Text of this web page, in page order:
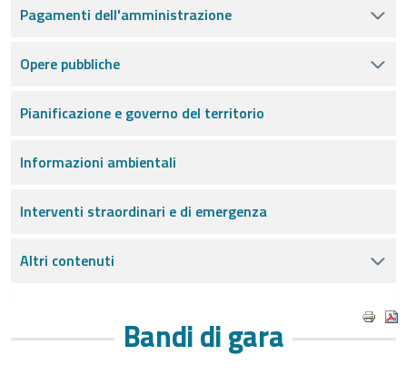
Pagamenti dell'amministrazione
Opere pubbliche
Pianificazione e governo del territorio
Informazioni ambientali
Interventi straordinari e di emergenza
Altri contenuti
Bandi di gara